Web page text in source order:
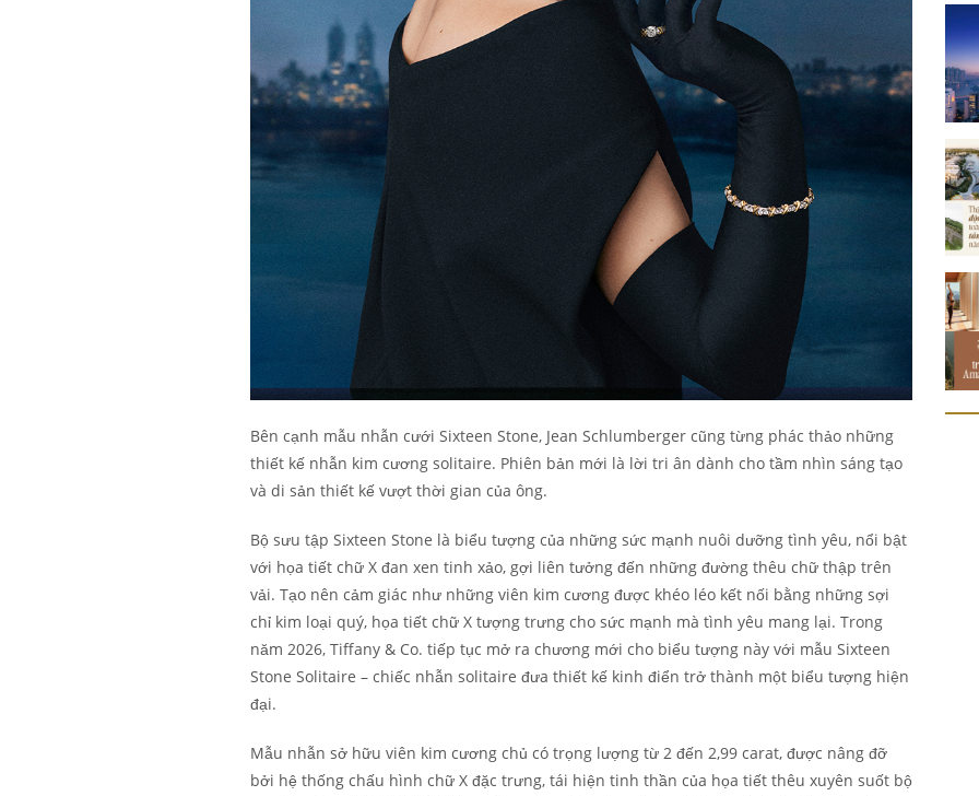
Bên cạnh mẫu nhẫn cưới Sixteen Stone, Jean Schlumberger cũng từng phác thảo những
thiết kế nhẫn kim cương solitaire. Phiên bản mới là lời tri ân dành cho tầm nhìn sáng tạo
và di sản thiết kế vượt thời gian của ông.
Bộ sưu tập Sixteen Stone là biểu tượng của những sức mạnh nuôi dưỡng tình yêu, nổi bật
với họa tiết chữ X đan xen tinh xảo, gợi liên tưởng đến những đường thêu chữ thập trên
vải. Tạo nên cảm giác như những viên kim cương được khéo léo kết nối bằng những sợi
chỉ kim loại quý, họa tiết chữ X tượng trưng cho sức mạnh mà tình yêu mang lại. Trong
năm 2026, Tiffany & Co. tiếp tục mở ra chương mới cho biểu tượng này với mẫu Sixteen
Stone Solitaire – chiếc nhẫn solitaire đưa thiết kế kinh điển trở thành một biểu tượng hiện
đại.
Mẫu nhẫn sở hữu viên kim cương chủ có trọng lượng từ 2 đến 2,99 carat, được nâng đỡ
bởi hệ thống chấu hình chữ X đặc trưng, tái hiện tinh thần của họa tiết thêu xuyên suốt bộ